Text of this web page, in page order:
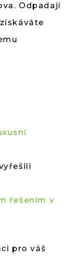
Odpadají
řešením v
pro váš